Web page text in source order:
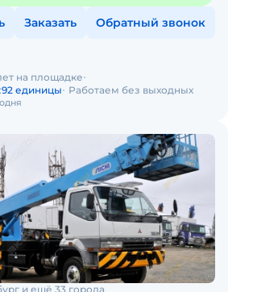
Заказать Обратный звонок
на площадке
92 единицы Работаем без выходных
и ещё 33 города